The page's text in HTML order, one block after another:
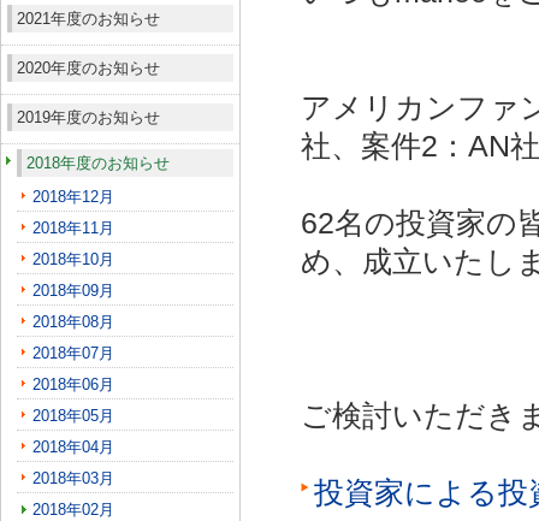
2021年度のお知らせ
2020年度のお知らせ
2019年度のお知らせ
2018年度のお知らせ
2018年12月
2018年11月
2018年10月
2018年09月
2018年08月
2018年07月
2018年06月
2018年05月
2018年04月
2018年03月
2018年02月
アメリカンファ
社、案件2：AN
62名の投資家の
め、成立いたし
ご検討いただき
投資家による